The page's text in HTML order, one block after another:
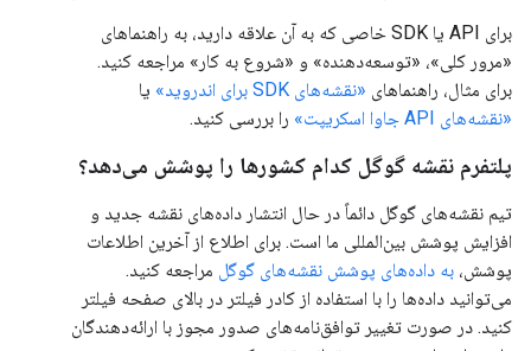
برای API یا SDK خاصی که به آن علاقه دارید، به راهنماهای
«مرور کلی»، «توسعه‌دهنده» و «شروع به کار» مراجعه کنید.
برای مثال، راهنماهای «نقشه‌های SDK برای اندروید»
یا
«نقشه‌های API جاوا اسکریپت»
را بررسی کنید.
پلتفرم نقشه گوگل کدام کشورها را پوشش می‌دهد؟
تیم نقشه‌های گوگل دائماً در حال انتشار داده‌های نقشه جدید و
افزایش پوشش بین‌المللی ما است. برای اطلاع از آخرین اطلاعات
پوشش، به داده‌های پوشش نقشه‌های گوگل مراجعه کنید.
می‌توانید داده‌ها را با استفاده از کادر فیلتر در بالای صفحه فیلتر
کنید. در صورت تغییر توافق‌نامه‌های صدور مجوز با ارائه‌دهندگان